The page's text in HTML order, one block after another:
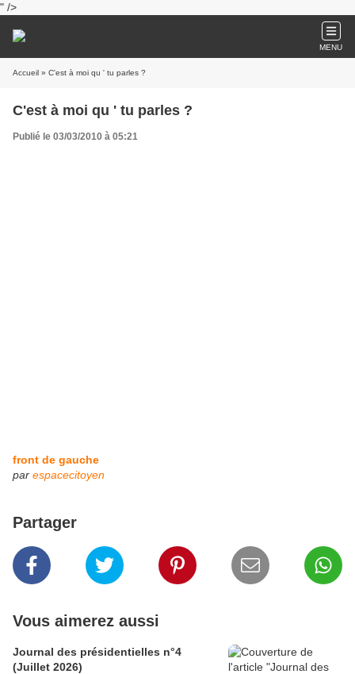
" />
MENU
Accueil » C'est à moi qu ' tu parles ?
C'est à moi qu ' tu parles ?
Publié le 03/03/2010 à 05:21
front de gauche
par espacecitoyen
Partager
Vous aimerez aussi
Journal des présidentielles n°4
(Juillet 2026)